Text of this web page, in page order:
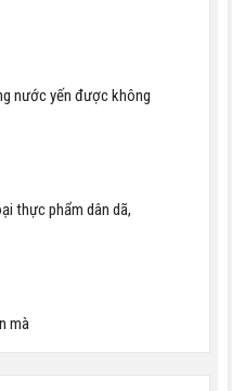
nước yến được không
thực phẩm dân dã,
mà